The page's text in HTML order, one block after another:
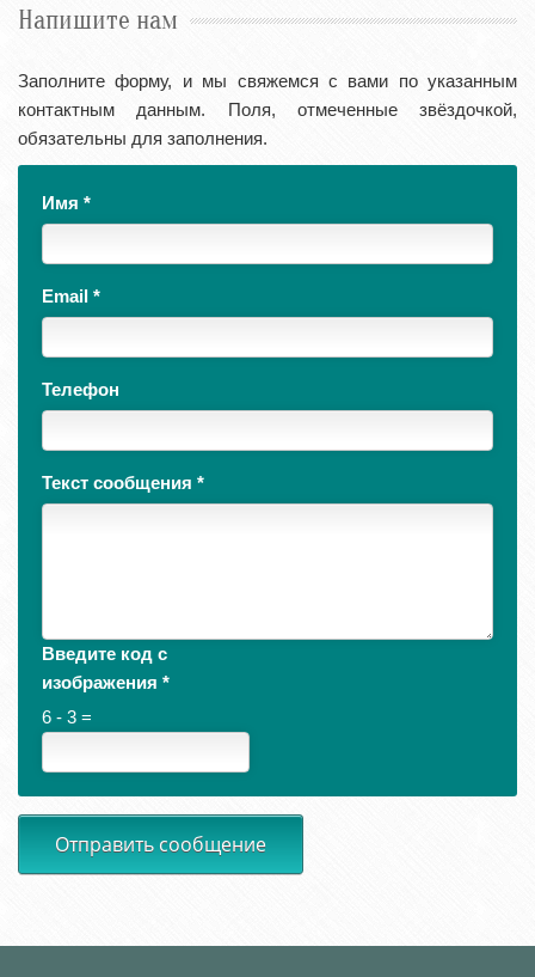
Напишите нам
Заполните форму, и мы свяжемся с вами по указанным
контактным данным. Поля, отмеченные звёздочкой,
обязательны для заполнения.
Имя *
Email *
Телефон
Текст сообщения *
Введите код с
изображения *
6 - 3 =
Отправить сообщение